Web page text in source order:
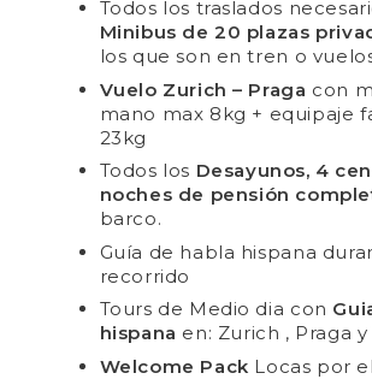
Todos los traslados
Minibus de 20 plazas
los que son en tren o
Vuelo Zurich – Praga con
mano max 8kg + equipaje
23kg
Todos los Desayunos, 4
noches de pensión
barco.
Guía de habla hispana
recorrido
Tours de Medio dia con
hispana en: Zurich , Praga y
Welcome Pack Locas por